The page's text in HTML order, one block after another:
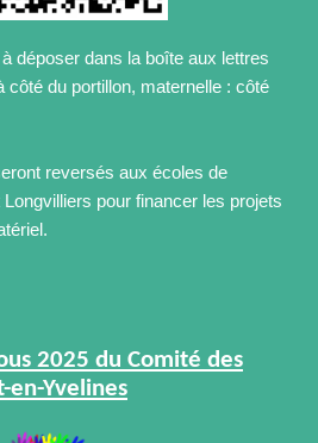
déposer dans la boîte aux lettres
côté du portillon, maternelle : côté
reversés aux écoles de
pour financer les projets
2025 du Comité des
en-Yvelines